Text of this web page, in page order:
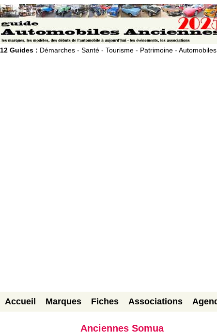
12 Guides : Démarches - Santé - Tourisme - Patrimoine - Automobiles
Accueil Marques Fiches Associations
Anciennes Somua